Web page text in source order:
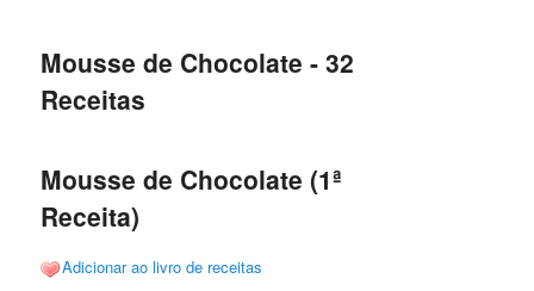
conteúdo
conteúdo
Mousse de Chocolate - 32
Receitas
Mousse de Chocolate (1ª
Receita)
Adicionar ao livro de receitas